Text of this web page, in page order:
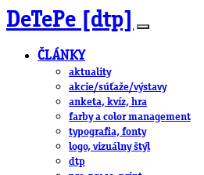
DeTePe [dtp]
ČLÁNKY
aktuality
akcie/súťaže/výstavy
anketa, kvíz, hra
farby a color management
typografia, fonty
logo, vizuálny štýl
dtp